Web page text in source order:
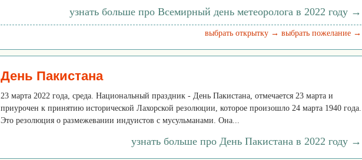
узнать больше про Всемирный день метеоролога в 2022 году →
выбрать открытку → выбрать пожелание →
День Пакистана
23 марта 2022 года, среда. Национальный праздник - День Пакистана, отмечается 23 марта и
приурочен к принятию исторической Лахорской резолюции, которое произошло 24 марта 1940 года.
Это резолюция о размежевании индуистов с мусульманами. Она...
узнать больше про День Пакистана в 2022 году →